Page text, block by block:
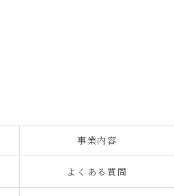
事業内容
よくある質問